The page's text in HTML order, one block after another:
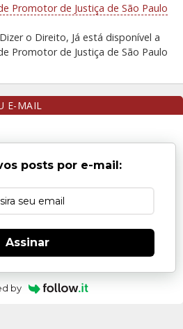
Promotor de Justiça de São Paulo
o Direito, Já está disponível a
Promotor de Justiça de São Paulo
E-MAIL
posts por e-mail:
Assinar
by